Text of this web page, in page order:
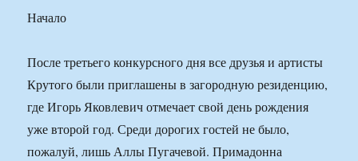
Начало
После третьего конкурсного дня все друзья и артисты
Крутого были приглашены в загородную резиденцию,
где Игорь Яковлевич отмечает свой день рождения
уже второй год. Среди дорогих гостей не было,
пожалуй, лишь Аллы Пугачевой. Примадонна